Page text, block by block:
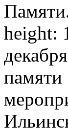
height: